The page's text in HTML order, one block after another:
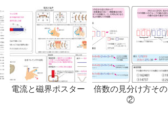
電流と磁界ポスター
倍数の見分け方その
②